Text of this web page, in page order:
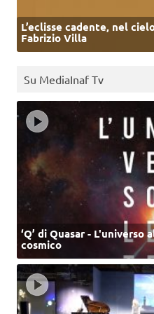
L’eclisse cadente, nel
Fabrizio Villa
Su MediaInaf Tv
‘Q’ di Quasar -
cosmico